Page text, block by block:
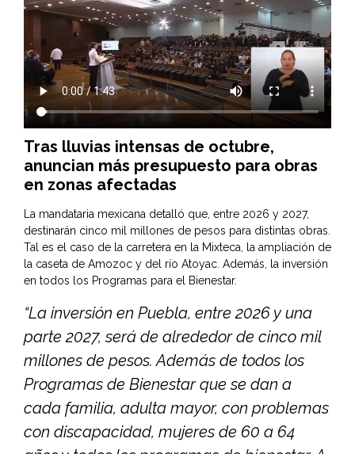
Tras lluvias intensas de octubre,
anuncian más presupuesto para obras
en zonas afectadas
La mandataria mexicana detalló que, entre 2026 y 2027,
destinarán cinco mil millones de pesos para distintas obras.
Tal es el caso de la carretera en la Mixteca, la ampliación de
la caseta de Amozoc y del río Atoyac. Además, la inversión
en todos los Programas para el Bienestar.
“La inversión en Puebla, entre 2026 y una
parte 2027, será de alrededor de cinco mil
millones de pesos. Además de todos los
Programas de Bienestar que se dan a
cada familia, adulta mayor, con problemas
con discapacidad, mujeres de 60 a 64